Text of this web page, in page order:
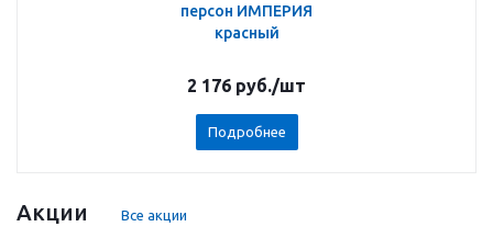
персон ИМПЕРИЯ
красный
2 176 руб./шт
Подробнее
Акции Все акции